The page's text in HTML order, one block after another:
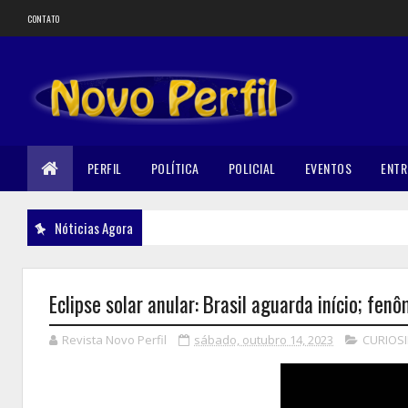
CONTATO
PERFIL POLÍTICA POLICIAL EVENTOS
Nóticias Agora
Eclipse solar anular: Brasil aguarda início;
Revista Novo Perfil sábado, outubro 14, 2023